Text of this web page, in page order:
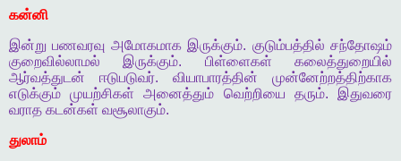
கன்னி
இன்று பணவரவு அமோகமாக இருக்கும். குடும்பத்தில் சந்தோஷம்
குறைவில்லாமல்
இருக்கும். பிள்ளைகள்
கலைத்துறையில்
ஆர்வத்துடன்
ஈடுபடுவர். வியாபாரத்தின்
முன்னேற்றத்திற்காக
எடுக்கும்
முயற்சிகள் அனைத்தும் வெற்றியை தரும். இதுவரை
வராத கடன்கள் வசூலாகும்.
துலாம்